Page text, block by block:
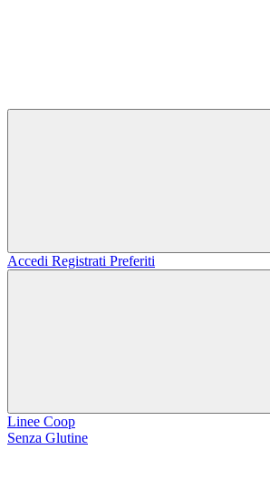
Accedi Registrati Preferiti
Linee Coop
Senza Glutine